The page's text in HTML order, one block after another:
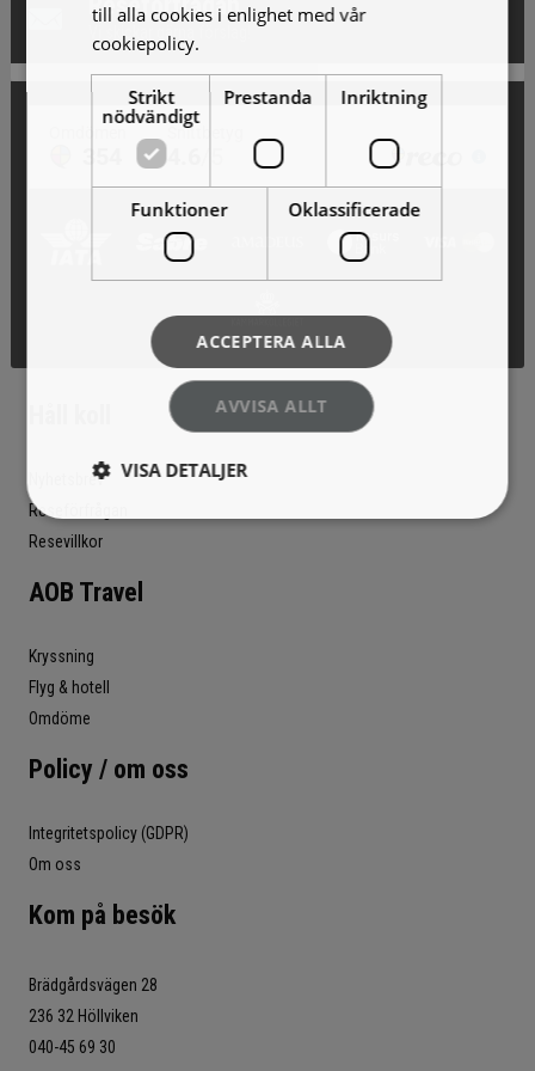
Vi skickar gärna förslag!
Nyhetsbrev
Reseförfrågan
Resevillkor
AOB Travel
Kryssning
Flyg & hotell
Omdöme
Policy / om oss
Integritetspolicy (GDPR)
Om oss
Kom på besök
Brädgårdsvägen 28
236 32 Höllviken
040-45 69 30
till alla cookies i enlighet med vår
cookiepolicy.
Strikt
nödvändigt
Prestanda Inriktning
Funktioner Oklassificerade
ACCEPTERA ALLA
AVVISA ALLT
VISA DETALJER